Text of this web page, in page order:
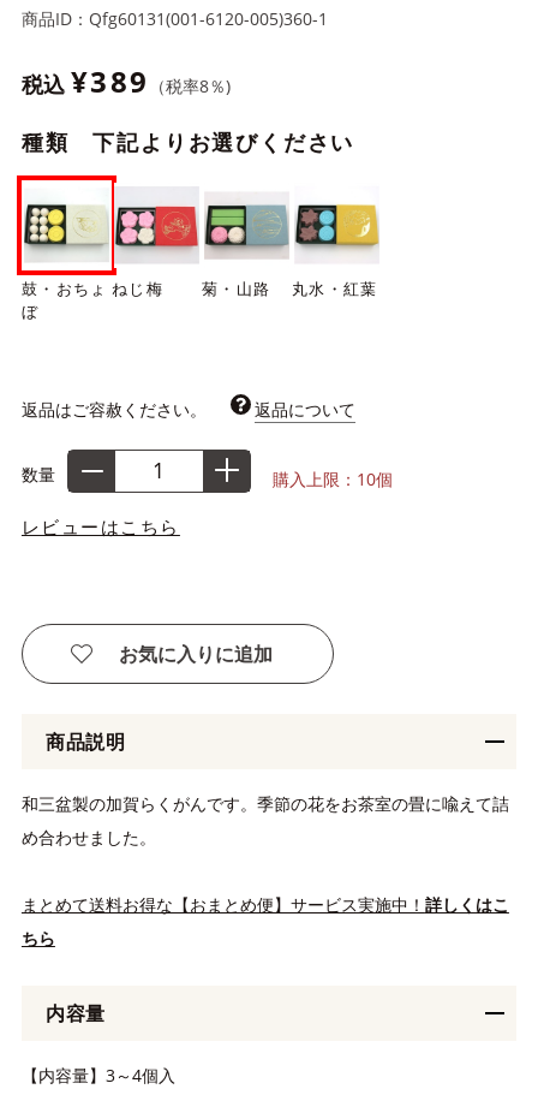
商品ID： Qfg60131(001-6120-005)360-1
税込 ¥389 （税率8％)
種類 下記よりお選びください
鼓・おちょ
ぼ
ねじ梅 菊・山路 丸水・紅葉
返品はご容赦ください。 返品について
数量 購入上限：10個
レビューはこちら
お気に入りに追加
商品説明
和三盆製の加賀らくがんです。季節の花をお茶室の畳に喩えて詰
め合わせました。
まとめて送料お得な【おまとめ便】サービス実施中！ 詳しくはこ
ちら
内容量
【内容量】3～4個入